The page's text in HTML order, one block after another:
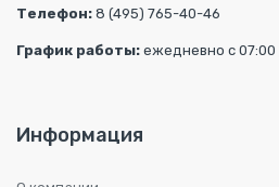
Телефон: 8 (495) 765-40-46
График работы: ежедневно с 07:00
Информация